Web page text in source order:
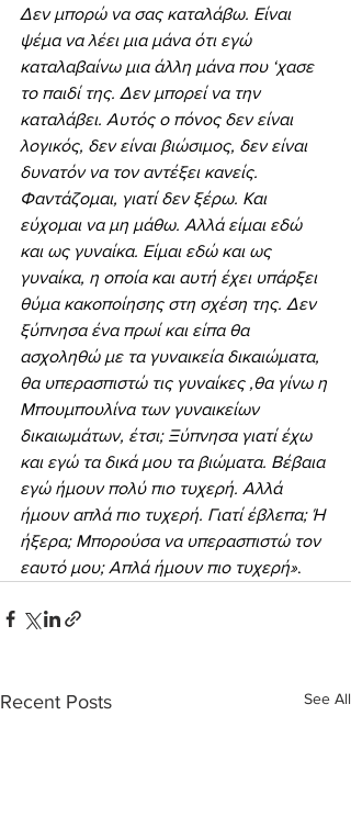
Δεν μπορώ να σας καταλάβω. Είναι
ψέμα να λέει μια μάνα ότι εγώ
καταλαβαίνω μια άλλη μάνα που ‘χασε
το παιδί της. Δεν μπορεί να την
καταλάβει. Αυτός ο πόνος δεν είναι
λογικός, δεν είναι βιώσιμος, δεν είναι
δυνατόν να τον αντέξει κανείς.
Φαντάζομαι, γιατί δεν ξέρω. Και
εύχομαι να μη μάθω. Αλλά είμαι εδώ
και ως γυναίκα. Είμαι εδώ και ως
γυναίκα, η οποία και αυτή έχει υπάρξει
θύμα κακοποίησης στη σχέση της. Δεν
ξύπνησα ένα πρωί και είπα θα
ασχοληθώ με τα γυναικεία δικαιώματα,
θα υπερασπιστώ τις γυναίκες ,θα γίνω η
Μπουμπουλίνα των γυναικείων
δικαιωμάτων, έτσι; Ξύπνησα γιατί έχω
και εγώ τα δικά μου τα βιώματα. Βέβαια
εγώ ήμουν πολύ πιο τυχερή. Αλλά
ήμουν απλά πιο τυχερή. Γιατί έβλεπα; Ή
ήξερα; Μπορούσα να υπερασπιστώ τον
εαυτό μου; Απλά ήμουν πιο τυχερή».
Recent Posts See All